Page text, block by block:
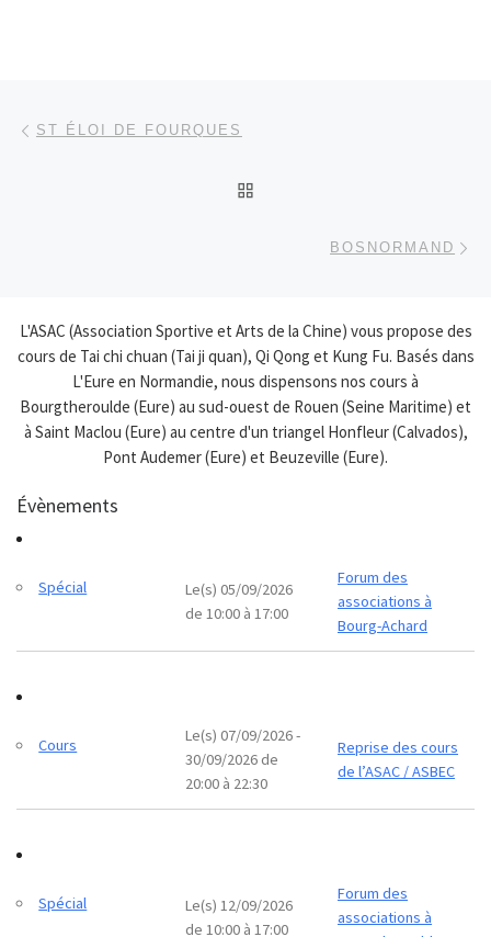
Parcourir les articles
ST ÉLOI DE FOURQUES
BOSNORMAND
L'ASAC (Association Sportive et Arts de la Chine) vous propose des
cours de Tai chi chuan (Tai ji quan), Qi Qong et Kung Fu. Basés dans
L'Eure en Normandie, nous dispensons nos cours à
Bourgtheroulde (Eure) au sud-ouest de Rouen (Seine Maritime) et
à Saint Maclou (Eure) au centre d'un triangel Honfleur (Calvados),
Pont Audemer (Eure) et Beuzeville (Eure).
Évènements
Spécial
Le(s) 05/09/2026
de 10:00 à 17:00
Forum des
associations à
Bourg-Achard
Cours
Le(s) 07/09/2026 -
30/09/2026 de
20:00 à 22:30
Reprise des cours
de l’ASAC / ASBEC
Spécial
Le(s) 12/09/2026
de 10:00 à 17:00
Forum des
associations à